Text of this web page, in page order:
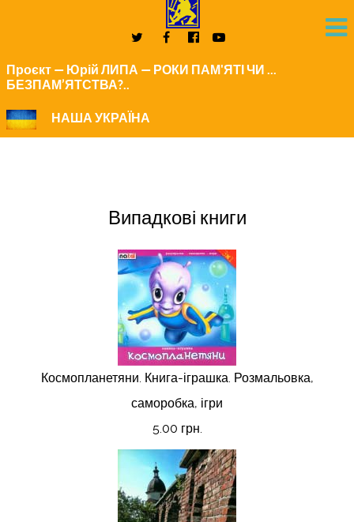
Проєкт — Юрій ЛИПА — РОКИ ПАМ'ЯТІ ЧИ ...
БЕЗПАМ’ЯТСТВА?..
НАША УКРАЇНА
Випадкові книги
Космопланетяни. Книга-іграшка. Розмальовка,
саморобка, ігри
5.00 грн.